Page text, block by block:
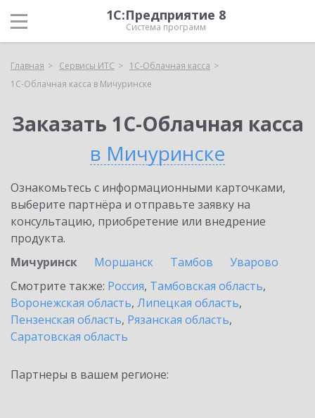
1С:Предприятие 8
Система программ
Главная Сервисы ИТС
1С-Облачная касса
1С-Облачная касса в Мичуринске
Заказать 1С-Облачная касса
в Мичуринске
Ознакомьтесь с информационными карточками,
выберите партнёра и отправьте заявку на
консультацию, приобретение или внедрение
продукта.
Мичуринск
Моршанск Тамбов
Уварово
Смотрите также: Россия, Тамбовская область,
Воронежская область, Липецкая область,
Пензенская область, Рязанская область,
Саратовская область
Партнеры в вашем регионе: